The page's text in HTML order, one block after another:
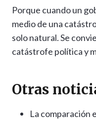
Porque cuando un
medio de una
solo natural. Se
catástrofe política y
Otras
La comparación